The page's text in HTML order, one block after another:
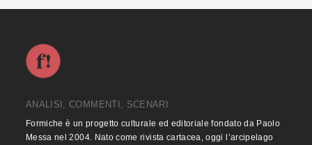
ANALISI, COMMENTI, SCENARI
Formiche è un progetto culturale ed editoriale fondato da Paolo
Messa nel 2004. Nato come rivista cartacea, oggi l’arcipelago